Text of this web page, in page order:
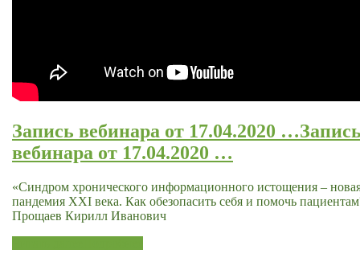
Запись вебинара от 17.04.2020 …
вебинара от 17.04.2020 …
«Синдром хронического информационного истощения –
пандемия XXI века. Как обезопасить себя и помочь
Прощаев Кирилл Иванович